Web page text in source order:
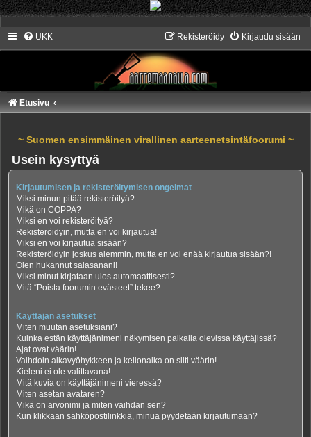
UKK Kirjaudu sisään
Rekisteröidy
Etusivu
~ Suomen ensimmäinen virallinen aarteenetsintäfoorumi ~
Usein kysyttyä
Kirjautumisen ja rekisteröitymisen ongelmat
Miksi minun pitää rekisteröityä?
Mikä on COPPA?
Miksi en voi rekisteröityä?
Rekisteröidyin, mutta en voi kirjautua!
Miksi en voi kirjautua sisään?
Rekisteröidyin joskus aiemmin, mutta en voi enää kirjautua sisään?!
Olen hukannut salasanani!
Miksi minut kirjataan ulos automaattisesti?
Mitä “Poista foorumin evästeet” tekee?
Käyttäjän asetukset
Miten muutan asetuksiani?
Kuinka estän käyttäjänimeni näkymisen paikalla olevissa käyttäjissä?
Ajat ovat väärin!
Vaihdoin aikavyöhykkeen ja kellonaika on silti väärin!
Kieleni ei ole valittavana!
Mitä kuvia on käyttäjänimeni vieressä?
Miten asetan avataren?
Mikä on arvonimi ja miten vaihdan sen?
Kun klikkaan sähköpostilinkkiä, minua pyydetään kirjautumaan?